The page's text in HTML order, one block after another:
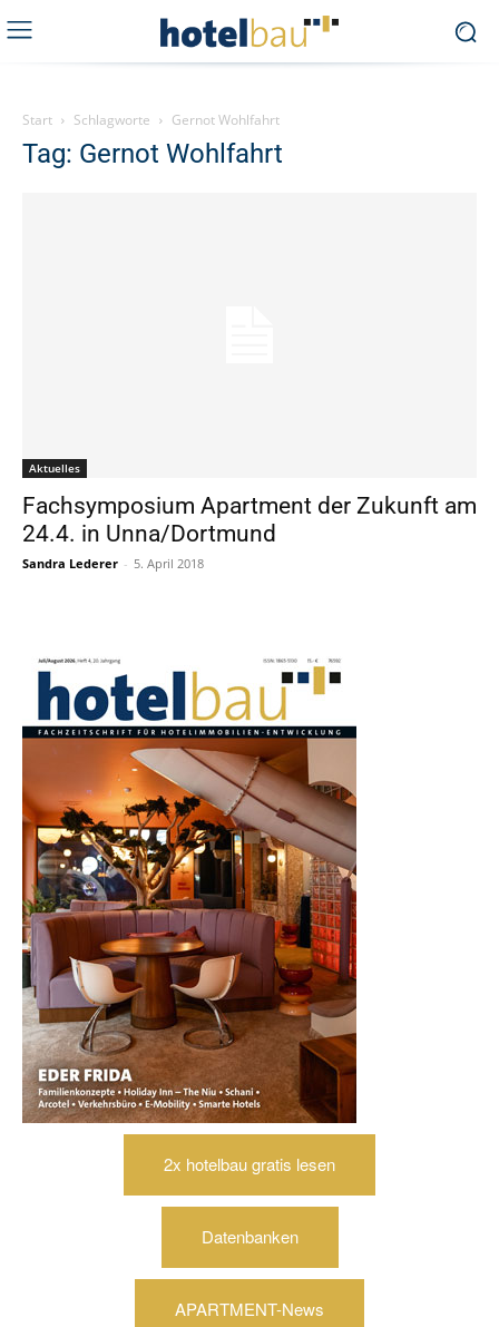
Start Schlagworte Gernot Wohlfahrt
Tag: Gernot Wohlfahrt
Aktuelles
Fachsymposium Apartment der Zukunft am
24.4. in Unna/Dortmund
Sandra Lederer - 5. April 2018
2x hotelbau gratis lesen
Datenbanken
APARTMENT-News